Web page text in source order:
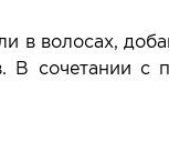
волосах,
сочетании с